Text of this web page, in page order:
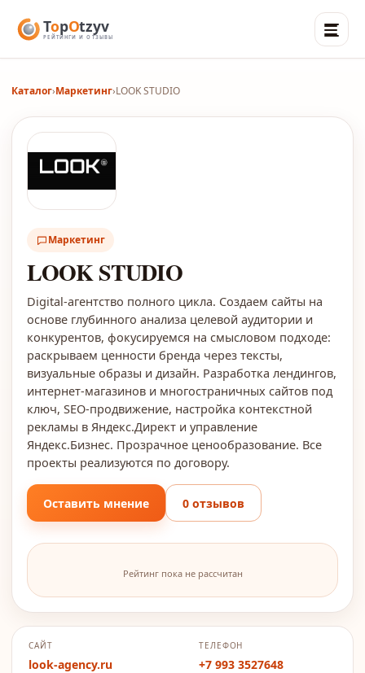
Каталог›Маркетинг›LOOK STUDIO
Маркетинг
LOOK STUDIO
Digital-агентство полного цикла. Создаем сайты на
основе глубинного анализа целевой аудитории и
конкурентов, фокусируемся на смысловом подходе:
раскрываем ценности бренда через тексты,
визуальные образы и дизайн. Разработка лендингов,
интернет-магазинов и многостраничных сайтов под
ключ, SEO-продвижение, настройка контекстной
рекламы в Яндекс.Директ и управление
Яндекс.Бизнес. Прозрачное ценообразование. Все
проекты реализуются по договору.
Оставить мнение 0 отзывов
Рейтинг пока не рассчитан
САЙТ
look-agency.ru
ТЕЛЕФОН
+7 993 3527648